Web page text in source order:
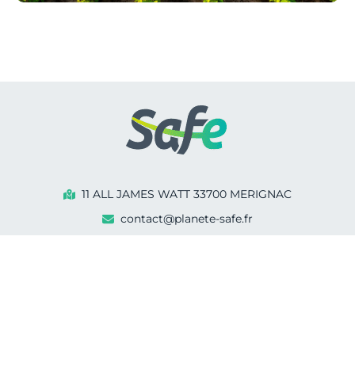
11 ALL JAMES WATT 33700 MERIGNAC
contact@planete-safe.fr